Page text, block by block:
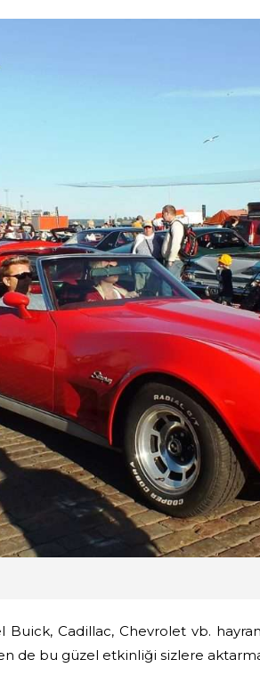
Cadillac, Chevrolet vb.
de bu güzel etkinliği sizlere